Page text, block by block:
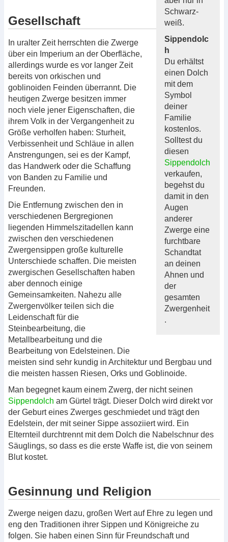
Schwarz-
weiß.
Sippendolc
h
Du erhältst
einen Dolch
mit dem
Symbol
deiner
Familie
kostenlos.
Solltest du
diesen
Sippendolch
verkaufen,
begehst du
damit in den
Augen
anderer
Zwerge eine
furchtbare
Schandtat
an deinen
Ahnen und
der
gesamten
Zwergenheit
.
Gesellschaft
In uralter Zeit herrschten die Zwerge
über ein Imperium an der Oberfläche,
allerdings wurde es vor langer Zeit
bereits von orkischen und
goblinoiden Feinden überrannt. Die
heutigen Zwerge besitzen immer
noch viele jener Eigenschaften, die
ihrem Volk in der Vergangenheit zu
Größe verholfen haben: Sturheit,
Verbissenheit und Schläue in allen
Anstrengungen, sei es der Kampf,
das Handwerk oder die Schaffung
von Banden zu Familie und
Freunden.
Die Entfernung zwischen den in
verschiedenen Bergregionen
liegenden Himmelszitadellen kann
zwischen den verschiedenen
Zwergensippen große kulturelle
Unterschiede schaffen. Die meisten
zwergischen Gesellschaften haben
aber dennoch einige
Gemeinsamkeiten. Nahezu alle
Zwergenvölker teilen sich die
Leidenschaft für die
Steinbearbeitung, die
Metallbearbeitung und die
Bearbeitung von Edelsteinen. Die
meisten sind sehr kundig in Architektur und Bergbau und
die meisten hassen Riesen, Orks und Goblinoide.
Man begegnet kaum einem Zwerg, der nicht seinen
Sippendolch am Gürtel trägt. Dieser Dolch wird direkt vor
der Geburt eines Zwerges geschmiedet und trägt den
Edelstein, der mit seiner Sippe assoziiert wird. Ein
Elternteil durchtrennt mit dem Dolch die Nabelschnur des
Säuglings, so dass es die erste Waffe ist, die von seinem
Blut kostet.
Gesinnung und Religion
Zwerge neigen dazu, großen Wert auf Ehre zu legen und
eng den Traditionen ihrer Sippen und Königreiche zu
folgen. Sie haben einen Sinn für Freundschaft und